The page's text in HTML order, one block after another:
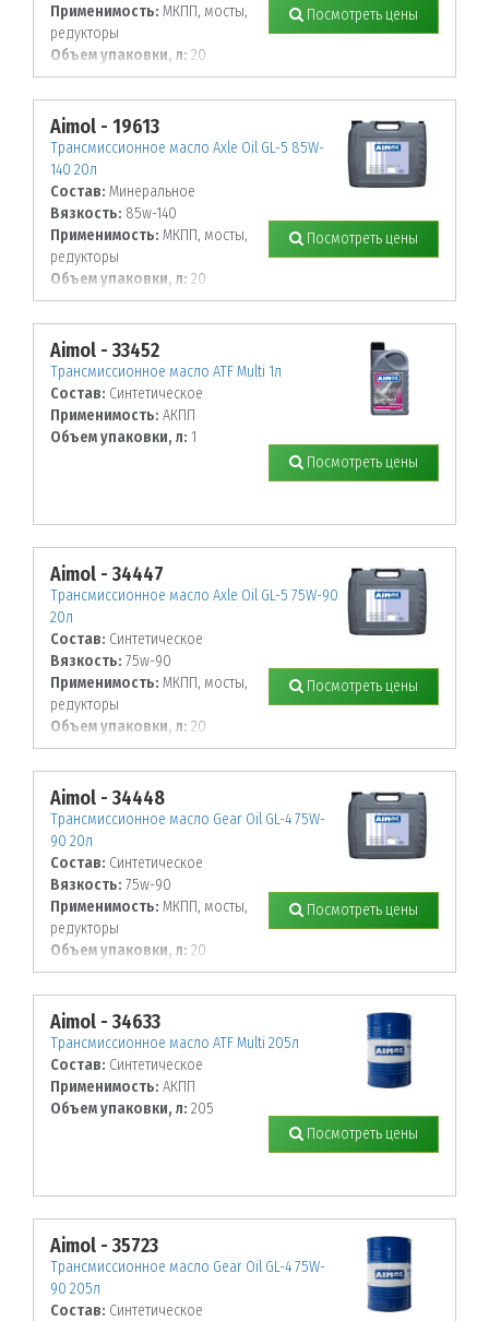
Применимость: МКПП, мосты,
редукторы
Объем упаковки, л: 20
Посмотреть цены
Aimol - 19613
Трансмиссионное масло Axle Oil GL-5 85W-
140 20л
Состав: Минеральное
Вязкость: 85w-140
Применимость: МКПП, мосты,
редукторы
Объем упаковки, л: 20
Посмотреть цены
Aimol - 33452
Трансмиссионное масло ATF Multi 1л
Состав: Синтетическое
Применимость: АКПП
Объем упаковки, л: 1
Посмотреть цены
Aimol - 34447
Трансмиссионное масло Axle Oil GL-5 75W-90
20л
Состав: Синтетическое
Вязкость: 75w-90
Применимость: МКПП, мосты,
редукторы
Объем упаковки, л: 20
Посмотреть цены
Aimol - 34448
Трансмиссионное масло Gear Oil GL-4 75W-
90 20л
Состав: Синтетическое
Вязкость: 75w-90
Применимость: МКПП, мосты,
редукторы
Объем упаковки, л: 20
Посмотреть цены
Aimol - 34633
Трансмиссионное масло ATF Multi 205л
Состав: Синтетическое
Применимость: АКПП
Объем упаковки, л: 205
Посмотреть цены
Aimol - 35723
Трансмиссионное масло Gear Oil GL-4 75W-
90 205л
Состав: Синтетическое